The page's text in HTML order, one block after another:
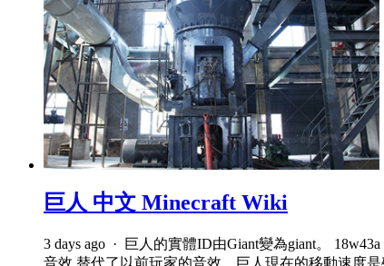
巨人 中文 Minecraft Wiki
3 days ago · 巨人的實體ID由Giant變為giant。
音效,替代了以前玩家的音效。巨人現在的移動速度